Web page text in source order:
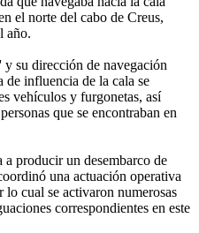
el norte del cabo de Creus,
año.
su dirección de navegación
de influencia de la cala se
vehículos y furgonetas, así
que se encontraban en
producir un desembarco de
una actuación operativa
lo cual se activaron numerosas
correspondientes en este